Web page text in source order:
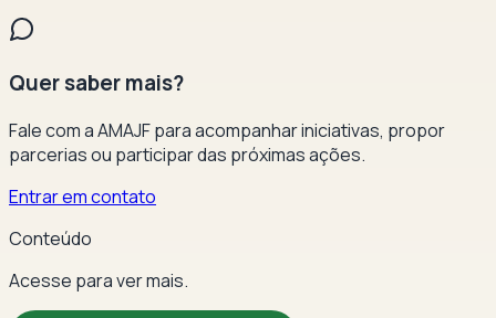
Quer saber mais?
Fale com a AMAJF para acompanhar iniciativas, propor
parcerias ou participar das próximas ações.
Entrar em contato
Conteúdo
Acesse para ver mais.